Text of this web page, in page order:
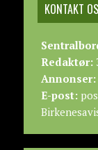
KONTAKT
Redaktør:
Annonser:
E-post: